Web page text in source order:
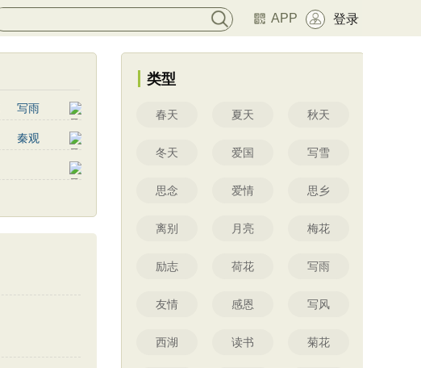
APP 登录
写雨
桃花
秦观
范成大
类型
春天 夏天 秋天
冬天 爱国 写雪
思念 爱情 思乡
离别 月亮 梅花
励志 荷花 写雨
友情 感恩 写风
西湖 读书 菊花